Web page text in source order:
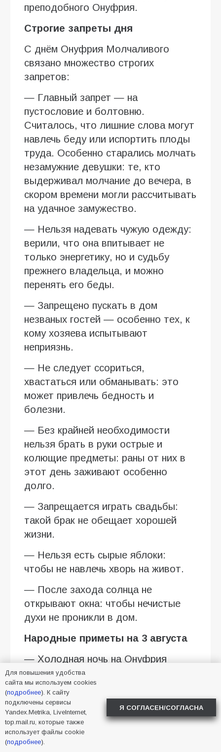
преподобного Онуфрия.
Строгие запреты дня
С днём Онуфрия Молчаливого
связано множество строгих
запретов:
— Главный запрет — на
пустословие и болтовню.
Считалось, что лишние слова могут
навлечь беду или испортить плоды
труда. Особенно старались молчать
незамужние девушки: те, кто
выдерживал молчание до вечера, в
скором времени могли рассчитывать
на удачное замужество.
— Нельзя надевать чужую одежду:
верили, что она впитывает не
только энергетику, но и судьбу
прежнего владельца, и можно
перенять его беды.
— Запрещено пускать в дом
незваных гостей — особенно тех, к
кому хозяева испытывают
неприязнь.
— Не следует ссориться,
хвастаться или обманывать: это
может привлечь бедность и
болезни.
— Без крайней необходимости
нельзя брать в руки острые и
колющие предметы: раны от них в
этот день заживают особенно
долго.
— Запрещается играть свадьбы:
такой брак не обещает хорошей
жизни.
— Нельзя есть сырые яблоки:
чтобы не навлечь хворь на живот.
— После захода солнца не
открывают окна: чтобы нечистые
духи не проникли в дом.
Народные приметы на 3 августа
— Холодная ночь на Онуфрия
предвещает раннюю и суровую
зиму.
— Утренний туман — к потеплению.
— Обильная роса предвещает
неурожай льна.
Для повышения удобства
сайта мы используем cookies
(подробнее). К сайту
подключены сервисы
Yandex.Metrika, LiveInternet,
top.mail.ru, которые также
использует файлы cookie
(подробнее).
Я СОГЛАСЕН/СОГЛАСНА